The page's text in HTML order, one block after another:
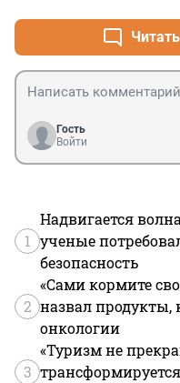
Гость
Войти
1
Надвигается
ученые
безопасность
2
«Сами кормите
назвал продукты,
онкологии
3
«Туризм не